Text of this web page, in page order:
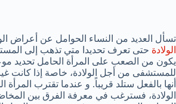
تسأل العديد من النساء الحوامل عن أعراض
الولادة حتى تعرف تحديدا متي تذهب إلى
يكون من الصعب على المرأة الحامل تحديد
للمستشفى من أجل الولادة، خاصة إذا كانت
أنها بالفعل ستلد قريباً. و عندما تقترب
الولادة، فسترغب في معرفة الفرق بين